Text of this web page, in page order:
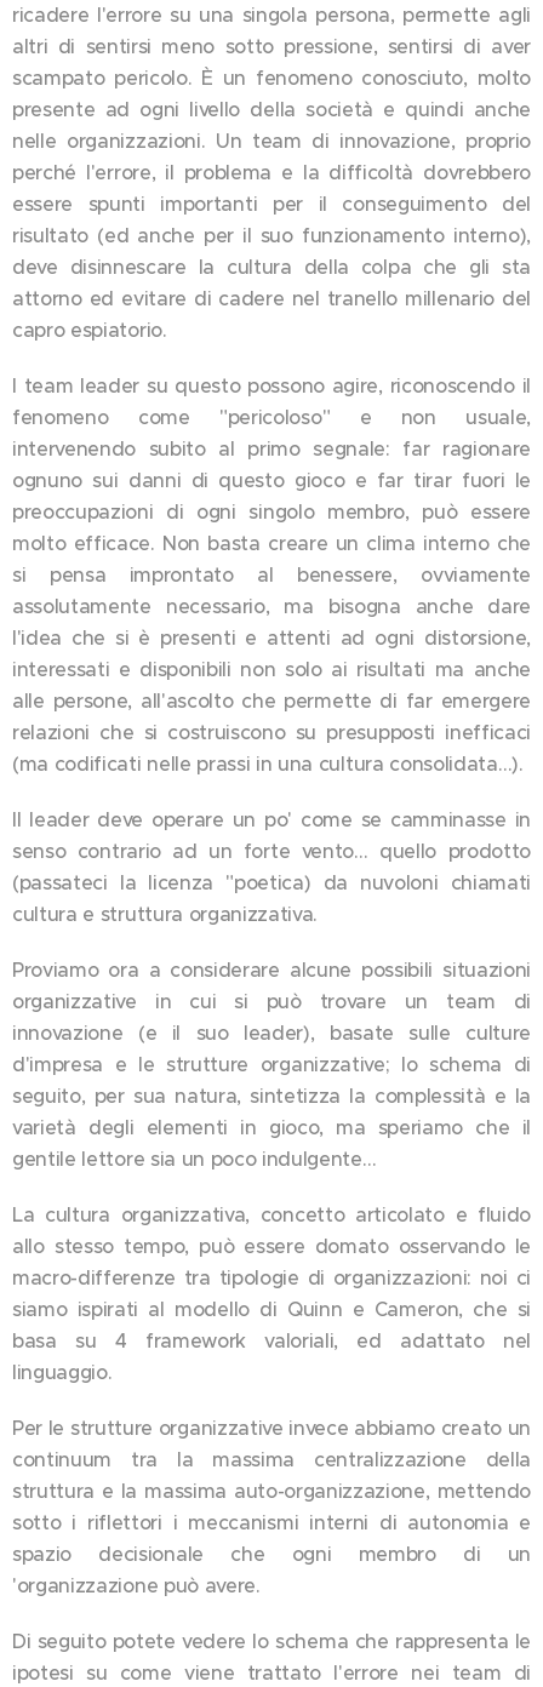
ricadere l'errore su una singola persona, permette agli
altri di sentirsi meno sotto pressione, sentirsi di aver
scampato pericolo. È un fenomeno conosciuto, molto
presente ad ogni livello della società e quindi anche
nelle organizzazioni. Un team di innovazione, proprio
perché l'errore, il problema e la difficoltà dovrebbero
essere spunti importanti per il conseguimento del
risultato (ed anche per il suo funzionamento interno),
deve disinnescare la cultura della colpa che gli sta
attorno ed evitare di cadere nel tranello millenario del
capro espiatorio.
I team leader su questo possono agire, riconoscendo il
fenomeno come "pericoloso" e non usuale,
intervenendo subito al primo segnale: far ragionare
ognuno sui danni di questo gioco e far tirar fuori le
preoccupazioni di ogni singolo membro, può essere
molto efficace. Non basta creare un clima interno che
si pensa improntato al benessere, ovviamente
assolutamente necessario, ma bisogna anche dare
l'idea che si è presenti e attenti ad ogni distorsione,
interessati e disponibili non solo ai risultati ma anche
alle persone, all'ascolto che permette di far emergere
relazioni che si costruiscono su presupposti inefficaci
(ma codificati nelle prassi in una cultura consolidata…).
Il leader deve operare un po' come se camminasse in
senso contrario ad un forte vento… quello prodotto
(passateci la licenza "poetica) da nuvoloni chiamati
cultura e struttura organizzativa.
Proviamo ora a considerare alcune possibili situazioni
organizzative in cui si può trovare un team di
innovazione (e il suo leader), basate sulle culture
d'impresa e le strutture organizzative; lo schema di
seguito, per sua natura, sintetizza la complessità e la
varietà degli elementi in gioco, ma speriamo che il
gentile lettore sia un poco indulgente…
La cultura organizzativa, concetto articolato e fluido
allo stesso tempo, può essere domato osservando le
macro-differenze tra tipologie di organizzazioni: noi ci
siamo ispirati al modello di Quinn e Cameron, che si
basa su 4 framework valoriali, ed adattato nel
linguaggio.
Per le strutture organizzative invece abbiamo creato un
continuum tra la massima centralizzazione della
struttura e la massima auto-organizzazione, mettendo
sotto i riflettori i meccanismi interni di autonomia e
spazio decisionale che ogni membro di un
'organizzazione può avere.
Di seguito potete vedere lo schema che rappresenta le
ipotesi su come viene trattato l'errore nei team di